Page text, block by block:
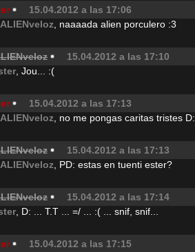
15.04.2012 a las 17:06
, naaaada alien porculero :3
15.04.2012 a las 17:10
, Jou... :(
15.04.2012 a las 17:13
, no me pongas caritas tristes D:
15.04.2012 a las 17:13
, PD: estas en tuenti ester?
15.04.2012 a las 17:14
, D: ... T.T ... =/ ... :( ... snif, snif...
15.04.2012 a las 17:15